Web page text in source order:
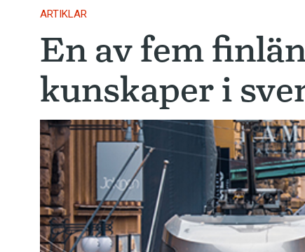
Krönikor
Skrivtips
Kviss
Podden
ARTIKLAR
En av fem
kunskaper i